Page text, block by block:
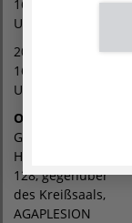
16:00 - 18:00
Uhr
20.11.2026,
16:00 - 18:00
Uhr
Ort:
Gymnastikraum,
Haus 4, Raum
128, gegenüber
des Kreißsaals,
AGAPLESION